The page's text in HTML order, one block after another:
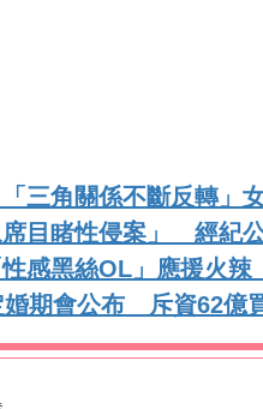
三角關係不斷反轉」
席目睹性侵案」 經紀
感黑絲OL」應援火
期會公布 斥資62億